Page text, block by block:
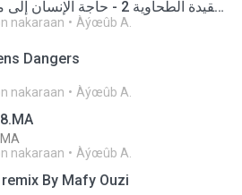
العقيدة الطحاوية 2 - حاجة الإنسان إلى معرفة الله ع
nakaraan Àýœûb A.
Dangers
nakaraan Àýœûb A.
nakaraan Àýœûb A.
By Mafy Ouzi